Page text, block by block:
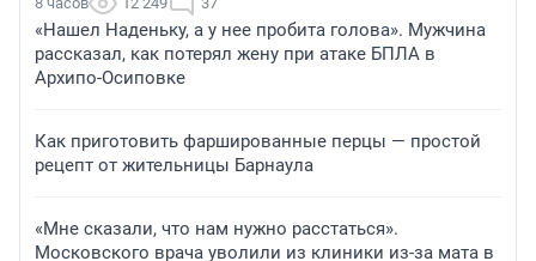
«Нашел Наденьку, а у нее пробита голова». Мужчина
рассказал, как потерял жену при атаке БПЛА в
Архипо-Осиповке
Как приготовить фаршированные перцы — простой
рецепт от жительницы Барнаула
«Мне сказали, что нам нужно расстаться».
Московского врача уволили из клиники из-за мата в